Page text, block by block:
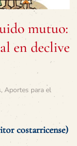
mutuo:
en declive
, Aportes para el
costarricense)